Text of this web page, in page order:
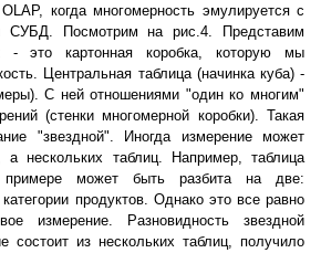
когда многомерность эмулируется с
СУБД. Посмотрим на рис.4. Представим
это картонная коробка, которую мы
Центральная таблица (начинка куба) -
С ней отношениями "один ко многим"
(стенки многомерной коробки). Такая
"звездной". Иногда измерение может
нескольких таблиц. Например, таблица
может быть разбита на две:
продуктов. Однако это все равно
измерение. Разновидность звездной
состоит из нескольких таблиц, получило